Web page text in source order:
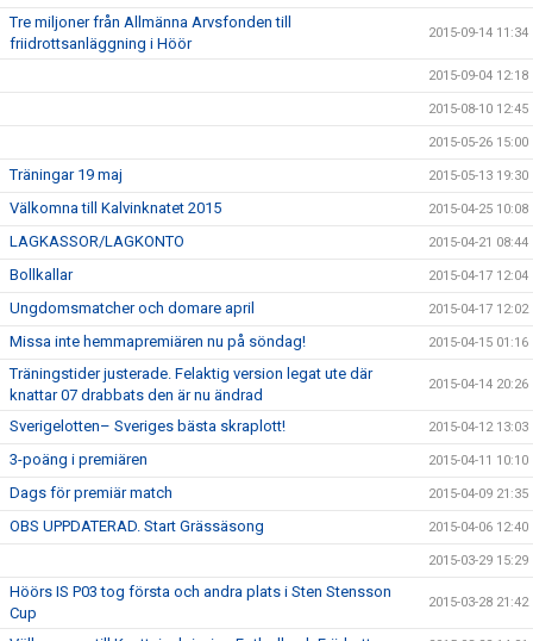
Tre miljoner från Allmänna Arvsfonden till
friidrottsanläggning i Höör
2015-09-14 11:34
2015-09-04 12:18
2015-08-10 12:45
2015-05-26 15:00
Träningar 19 maj 2015-05-13 19:30
Välkomna till Kalvinknatet 2015 2015-04-25 10:08
LAGKASSOR/LAGKONTO 2015-04-21 08:44
Bollkallar 2015-04-17 12:04
Ungdomsmatcher och domare april 2015-04-17 12:02
Missa inte hemmapremiären nu på söndag! 2015-04-15 01:16
Träningstider justerade. Felaktig version legat ute där
knattar 07 drabbats den är nu ändrad
2015-04-14 20:26
Sverigelotten– Sveriges bästa skraplott! 2015-04-12 13:03
3-poäng i premiären 2015-04-11 10:10
Dags för premiär match 2015-04-09 21:35
OBS UPPDATERAD. Start Grässäsong 2015-04-06 12:40
2015-03-29 15:29
Höörs IS P03 tog första och andra plats i Sten Stensson
Cup
2015-03-28 21:42